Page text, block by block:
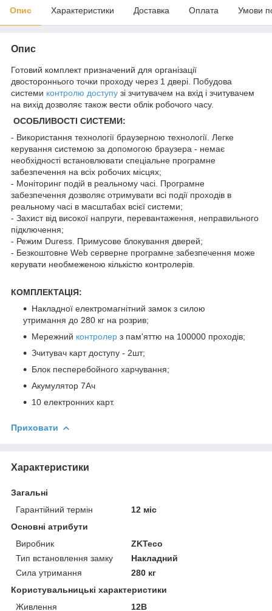
Опис Характеристики Доставка Оплата Умови
Опис
Готовий комплект призначений для організації
двостороннього точки проходу через 1 двері. Побудова
системи контролю доступу зі зчитувачем на вхід і зчитувачем
на вихід дозволяє також вести облік робочого часу.
ОСОБЛИВОСТІ СИСТЕМИ:
- Використання технології браузерною технології. Легке
керування системою за допомогою браузера - немає
необхідності встановлювати спеціальне програмне
забезпечення на всіх робочих місцях;
- Моніторинг подій в реальному часі. Програмне
забезпечення дозволяє отримувати всі події проходів в
реальному часі в масштабах всієї системи;
- Захист від високої напруги, перевантаження, неправильного
підключення;
- Режим Duress. Примусове блокування дверей;
- Безкоштовне Web серверне програмне забезпечення може
керувати необмеженою кількістю контролерів.
КОМПЛЕКТАЦІЯ:
Накладної електромагнітний замок з силою
утримання до 280 кг на розрив;
Мережний контролер з пам'яттю на 100000 проходів;
Зчитувач карт доступу - 2шт;
Блок песперебойного харчування;
Акумулятор 7Ач
10 електронних карт.
Приховати
Характеристики
Загальні
Гарантійний термін
12 міс
Основні атрибути
Виробник
ZKTeco
Тип встановлення замку
Накладний
Сила утримання
280 кг
Користувальницькі характеристики
Живлення
12В